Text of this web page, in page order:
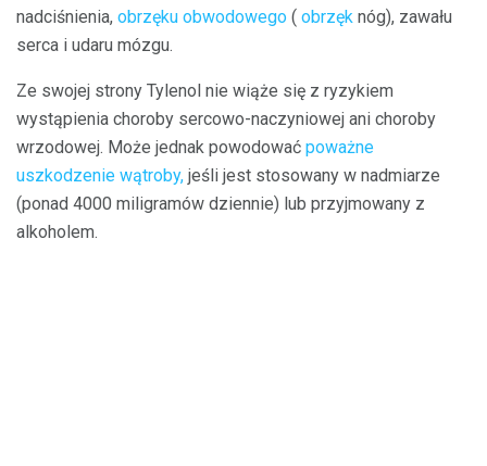
nadciśnienia, obrzęku obwodowego ( obrzęk nóg), zawału
serca i udaru mózgu.
Ze swojej strony Tylenol nie wiąże się z ryzykiem
wystąpienia choroby sercowo-naczyniowej ani choroby
wrzodowej. Może jednak powodować poważne
uszkodzenie wątroby, jeśli jest stosowany w nadmiarze
(ponad 4000 miligramów dziennie) lub przyjmowany z
alkoholem.